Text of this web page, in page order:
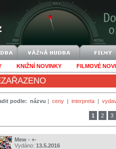
KNIŽNÍ NOVINKY FILMOVÉ
podle: názvu | ceny | interpreta |
1 2 3
Mew - +-
Vydáno: 13.5.2016